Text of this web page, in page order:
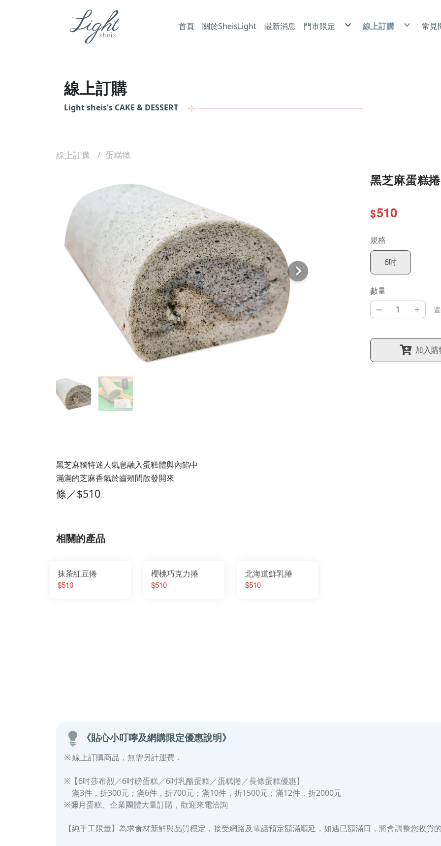
首頁 關於SheisLight 最新消息 門市限定 線上訂購 常見
線上訂購
Light sheis's CAKE & DESSERT
黑芝麻蛋糕捲
$510
規格
6吋
數量
– +
加入
黑芝麻獨特迷人氣息融入蛋糕體與內餡中
滿滿的芝麻香氣於齒頰間散發開來
條／$510
相關的產品
抹茶紅豆捲
$510
櫻桃巧克力捲
$510
北海道鮮乳捲
$510
線上訂購 蛋糕捲
《貼心小叮嚀及網購限定優惠說明》
※ 線上訂購商品，無需另計運費．
※【6吋莎布烈／6吋磅蛋糕／6吋乳酪蛋糕／蛋糕捲／長條蛋糕優惠】
滿3件，折300元； 滿6件，折700元；滿10件，折1500元；滿12件，折2000元
※彌月蛋糕、企業團體大量訂購，歡迎來電洽詢
【純手工限量】為求食材新鮮與品質穩定，接受網路及電話預定額滿順延，如遇已額滿日，將會調整您收貨